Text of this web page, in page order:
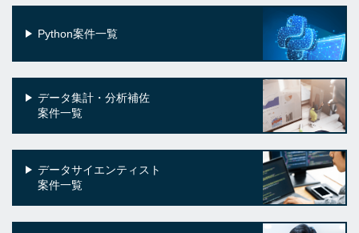
Python案件一覧
データ集計・分析補佐
案件一覧
データサイエンティスト
案件一覧